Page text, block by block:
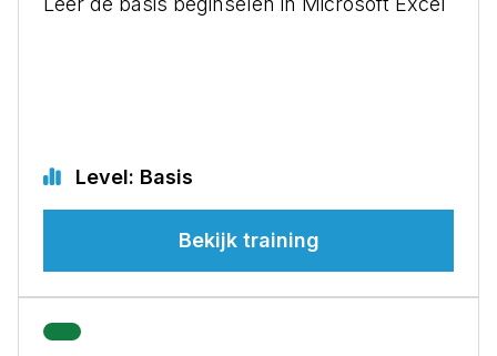
Level: Basis
Bekijk training